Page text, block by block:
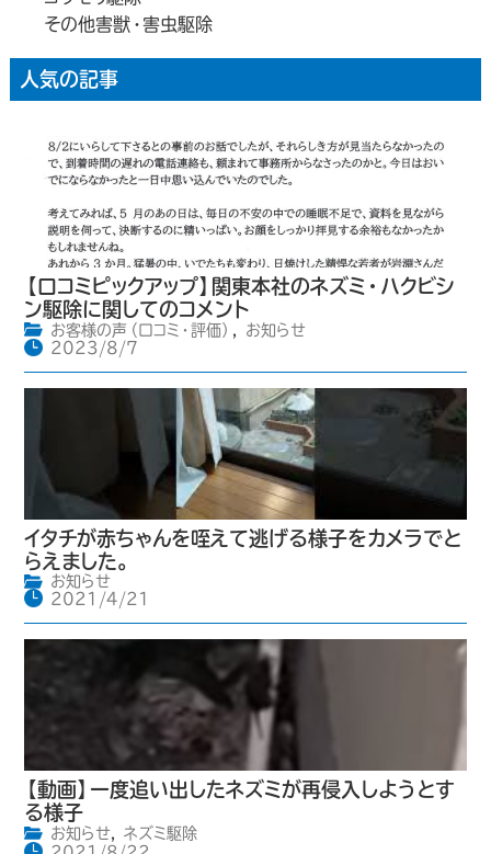
その他害獣・害虫駆除
人気の記事
【口コミピックアップ】関東本社のネズミ・ハクビシ
ン駆除に関してのコメント
お客様の声（口コミ・評価）
お知らせ
2023/8/7
イタチが赤ちゃんを咥えて逃げる様子をカメラでと
らえました。
お知らせ
2021/4/21
【動画】一度追い出したネズミが再侵入しようとす
る様子
お知らせ,
ネズミ駆除